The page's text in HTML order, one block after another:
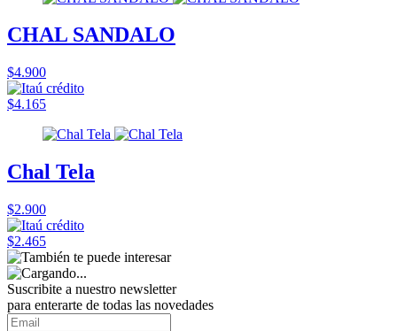
CHAL SANDALO
$4.900
$4.165
Chal Tela
$2.900
$2.465
Suscribite a nuestro newsletter
para enterarte de todas las novedades